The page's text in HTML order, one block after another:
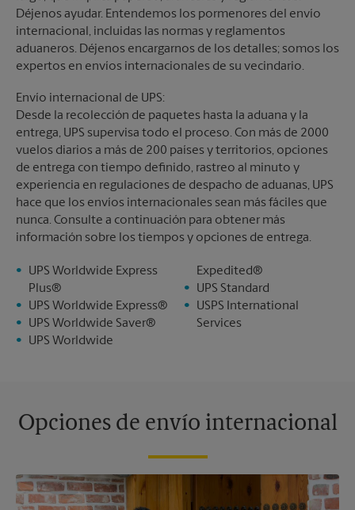
Déjenos ayudar. Entendemos los pormenores del envío
internacional, incluidas las normas y reglamentos
aduaneros. Déjenos encargarnos de los detalles; somos los
expertos en envíos internacionales de su vecindario.
Envío internacional de UPS:
Desde la recolección de paquetes hasta la aduana y la
entrega, UPS supervisa todo el proceso. Con más de 2000
vuelos diarios a más de 200 países y territorios, opciones
de entrega con tiempo definido, rastreo al minuto y
experiencia en regulaciones de despacho de aduanas, UPS
hace que los envíos internacionales sean más fáciles que
nunca. Consulte a continuación para obtener más
información sobre los tiempos y opciones de entrega.
UPS Worldwide Express
Plus®
UPS Worldwide Express®
UPS Worldwide Saver®
UPS Worldwide
Expedited®
UPS Standard
USPS International
Services
Opciones de envío internacional